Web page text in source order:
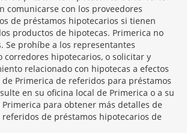
comunicarse con los proveedores
de préstamos hipotecarios si tienen
productos de hipotecas. Primerica no
Se prohíbe a los representantes
corredores hipotecarios, o solicitar y
relacionado con hipotecas a efectos
Primerica de referidos para préstamos
en su oficina local de Primerica o a su
para obtener más detalles de
de préstamos hipotecarios de